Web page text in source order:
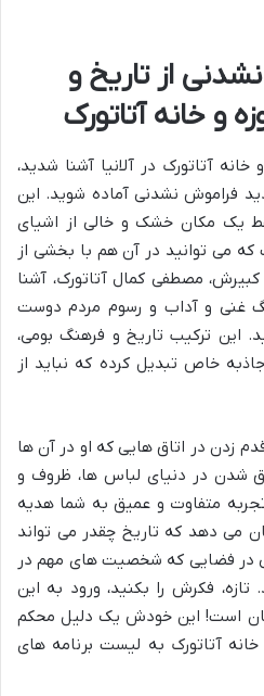
از تاریخ و
و خانه آتاتورک
آتاتورک در آلانیا آشنا شدید،
فراموش نشدنی آماده شوید. این
یک مکان خشک و خالی از اشیای
می توانید در آن هم با بخشی از
کبیرش، مصطفی کمال آتاتورک، آشنا
غنی و آداب و رسوم مردم دوست
این ترکیب تاریخ و فرهنگ بومی،
خاص تبدیل کرده که نباید از
زدن در اتاق هایی که او در آن ها
شدن در دنیای لباس ها، ظروف و
متفاوت و عمیق به شما هدیه
می دهد که تاریخ چقدر می تواند
در فضایی که شخصیت های مهم در
فکرش را بکنید، ورود به این
است! این خودش یک دلیل محکم
آتاتورک به لیست برنامه های